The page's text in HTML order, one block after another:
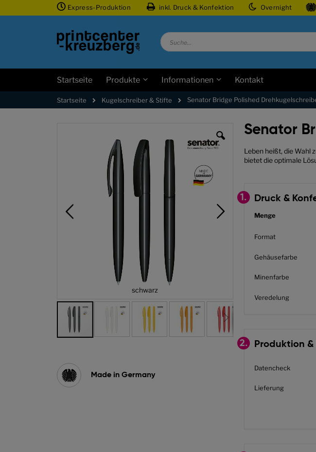
Zum
Inhalt
Express-Produktion inkl. Druck & Konfektion Overnight
Suche
Startseite Produkte Informationen Kontakt
Startseite Kugelschreiber & Stifte Senator Bridge Polished
schwarz
Bildgalerie
springen
Made in Germany
Senator
Leben heißt, die Wahl
bietet die optimale
1. Druck &
Menge
Format
Gehäusefarbe
Minenfarbe
Veredelung
2. Produktion
Datencheck
Lieferung